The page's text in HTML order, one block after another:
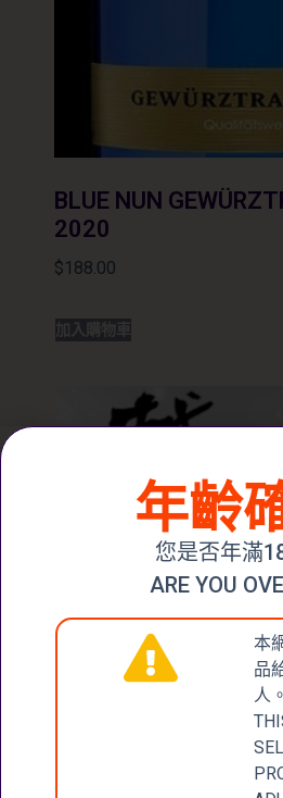
BLUE NUN
2020
$188.00
加入購物車
年齡
您是否年滿
ARE YOU
本
品
人。